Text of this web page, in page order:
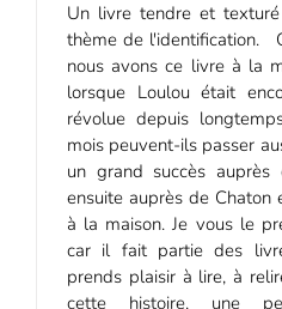
Un livre tendre et
thème de l'identification.
nous avons ce livre à la
lorsque Loulou était
révolue depuis
mois peuvent-ils passer
un grand succès
ensuite auprès de Chaton
à la maison. Je vous le
car il fait partie des
prends plaisir à lire, à
cette histoire, une